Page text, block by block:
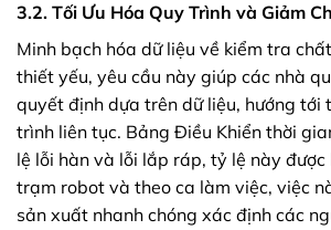
3.2. Tối Ưu Hóa Quy Trình và Giảm
Minh bạch hóa dữ liệu về kiểm tra
thiết yếu, yêu cầu này giúp các nhà
quyết định dựa trên dữ liệu, hướng tới
trình liên tục. Bảng Điều Khiển thời
lệ lỗi hàn và lỗi lắp ráp, tỷ lệ này
trạm robot và theo ca làm việc, việc
sản xuất nhanh chóng xác định các